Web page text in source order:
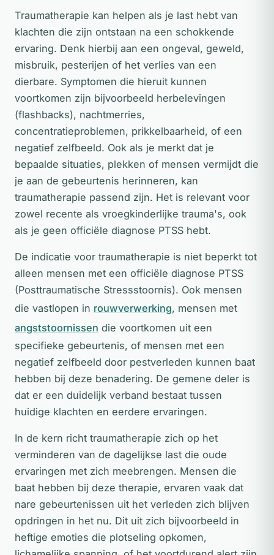
Traumatherapie kan helpen als je last hebt van
klachten die zijn ontstaan na een schokkende
ervaring. Denk hierbij aan een ongeval, geweld,
misbruik, pesterijen of het verlies van een
dierbare. Symptomen die hieruit kunnen
voortkomen zijn bijvoorbeeld herbelevingen
(flashbacks), nachtmerries,
concentratieproblemen, prikkelbaarheid, of een
negatief zelfbeeld. Ook als je merkt dat je
bepaalde situaties, plekken of mensen vermijdt die
je aan de gebeurtenis herinneren, kan
traumatherapie passend zijn. Het is relevant voor
zowel recente als vroegkinderlijke trauma's, ook
als je geen officiële diagnose PTSS hebt.
De indicatie voor traumatherapie is niet beperkt tot
alleen mensen met een officiële diagnose PTSS
(Posttraumatische Stressstoornis). Ook mensen
die vastlopen in rouwverwerking, mensen met
angststoornissen die voortkomen uit een
specifieke gebeurtenis, of mensen met een
negatief zelfbeeld door pestverleden kunnen baat
hebben bij deze benadering. De gemene deler is
dat er een duidelijk verband bestaat tussen
huidige klachten en eerdere ervaringen.
In de kern richt traumatherapie zich op het
verminderen van de dagelijkse last die oude
ervaringen met zich meebrengen. Mensen die
baat hebben bij deze therapie, ervaren vaak dat
nare gebeurtenissen uit het verleden zich blijven
opdringen in het nu. Dit uit zich bijvoorbeeld in
heftige emoties die plotseling opkomen,